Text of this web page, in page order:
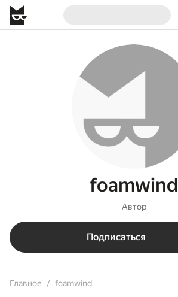
foamwind
Автор
Подписаться
Главное foamwind